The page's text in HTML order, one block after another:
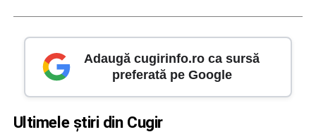
Adaugă cugirinfo.ro ca sursă
preferată pe Google
Ultimele știri din Cugir